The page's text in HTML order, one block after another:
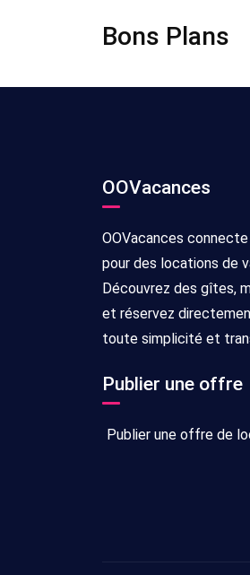
Bons Plans
OOVacances
OOVacances
pour des locations de
Découvrez des gîtes,
et réservez
toute simplicité et
Publier une offre
Publier une offre de